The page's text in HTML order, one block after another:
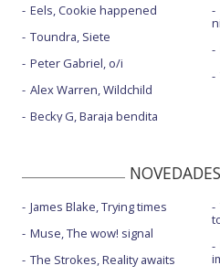
Eels, Cookie happened
Toundra, Siete
Peter Gabriel, o/i
Alex Warren, Wildchild
Becky G, Baraja bendita
James Blake, Trying times
Muse, The wow! signal
The Strokes, Reality awaits